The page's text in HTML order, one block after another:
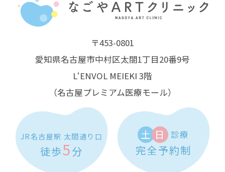
〒453-0801
愛知県名古屋市中村区太閤1丁目20番9号
L‘ENVOL MEIEKI 3階
（名古屋プレミアム医療モール）
JR名古屋駅 太閤通り口
徒歩5分
土 日 診療
完全予約制